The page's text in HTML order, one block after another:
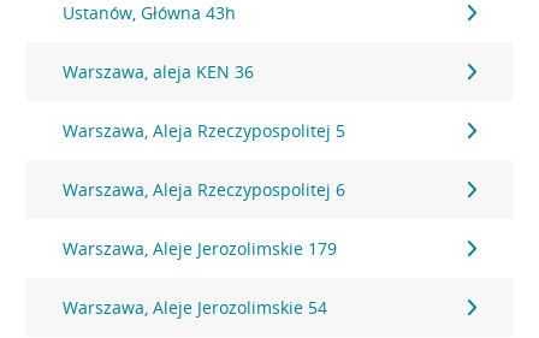
Ustanów, Główna 43h
Warszawa, aleja KEN 36
Warszawa, Aleja Rzeczypospolitej 5
Warszawa, Aleja Rzeczypospolitej 6
Warszawa, Aleje Jerozolimskie 179
Warszawa, Aleje Jerozolimskie 54